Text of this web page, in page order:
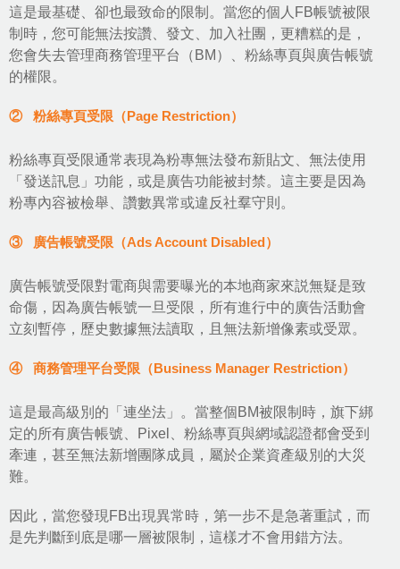
這是最基礎、卻也最致命的限制。當您的個人FB帳號被限
制時，您可能無法按讚、發文、加入社團，更糟糕的是，
您會失去管理商務管理平台（BM）、粉絲專頁與廣告帳號
的權限。
② 粉絲專頁受限（Page Restriction）
粉絲專頁受限通常表現為粉專無法發布新貼文、無法使用
「發送訊息」功能，或是廣告功能被封禁。這主要是因為
粉專內容被檢舉、讚數異常或違反社羣守則。
③ 廣告帳號受限（Ads Account Disabled）
廣告帳號受限對電商與需要曝光的本地商家來説無疑是致
命傷，因為廣告帳號一旦受限，所有進行中的廣告活動會
立刻暫停，歷史數據無法讀取，且無法新增像素或受眾。
④ 商務管理平台受限（Business Manager Restriction）
這是最高級別的「連坐法」。當整個BM被限制時，旗下綁
定的所有廣告帳號、Pixel、粉絲專頁與網域認證都會受到
牽連，甚至無法新增團隊成員，屬於企業資產級別的大災
難。
因此，當您發現FB出現異常時，第一步不是急著重試，而
是先判斷到底是哪一層被限制，這樣才不會用錯方法。